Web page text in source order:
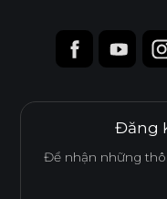
Đăng
Để nhận những